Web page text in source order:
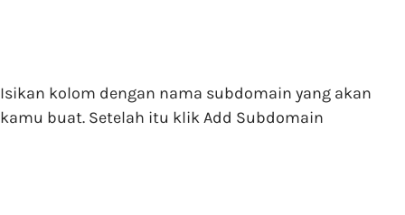
Isikan kolom dengan nama subdomain yang akan
kamu buat. Setelah itu klik Add Subdomain